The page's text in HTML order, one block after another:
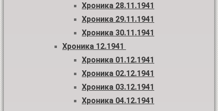
Хроника 28.11.1941
Хроника 29.11.1941
Хроника 30.11.1941
Хроника 12.1941
Хроника 01.12.1941
Хроника 02.12.1941
Хроника 03.12.1941
Хроника 04.12.1941